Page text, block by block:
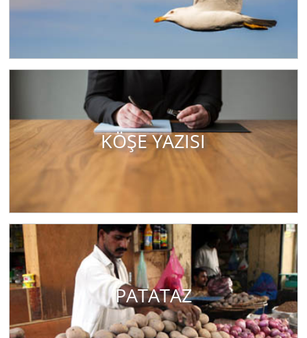
KÖŞE YAZISI
PATATAZ